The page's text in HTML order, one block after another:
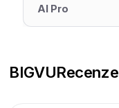
AI Pro
BIGVURecenze